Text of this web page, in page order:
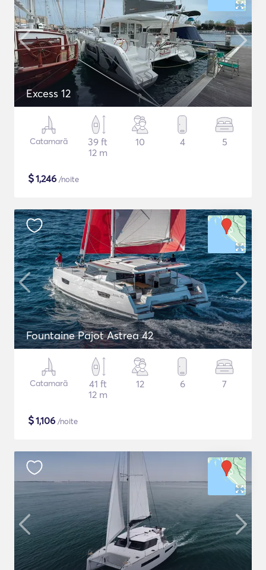
Excess 12
Catamarã
39 ft
12 m
10 4 5
$1,246 /noite
Fountaine Pajot Astrea 42
Catamarã
41 ft
12 m
12 6 7
$1,106 /noite